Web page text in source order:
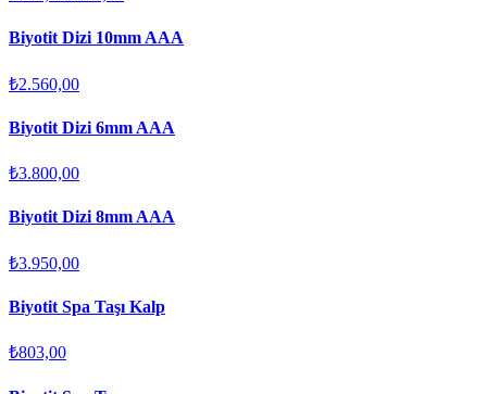
Biyotit Dizi 10mm AAA
₺2.560,00
Biyotit Dizi 6mm AAA
₺3.800,00
Biyotit Dizi 8mm AAA
₺3.950,00
Biyotit Spa Taşı Kalp
₺803,00